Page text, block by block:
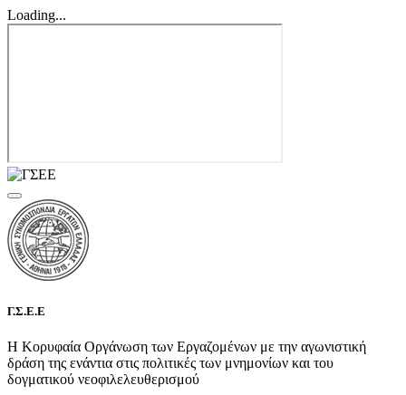
Loading...
Γ.Σ.Ε.Ε
Η Κορυφαία Οργάνωση των Εργαζομένων με την αγωνιστική
δράση της ενάντια στις πολιτικές των μνημονίων και του
δογματικού νεοφιλελευθερισμού